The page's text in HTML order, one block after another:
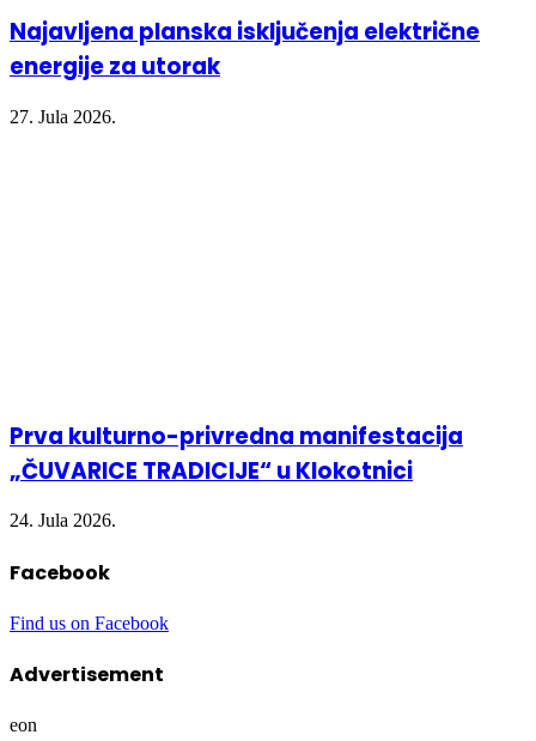
Najavljena planska isključenja električne
energije za utorak
27. Jula 2026.
Prva kulturno-privredna manifestacija
„ČUVARICE TRADICIJE“ u Klokotnici
24. Jula 2026.
Facebook
Find us on Facebook
Advertisement
eon